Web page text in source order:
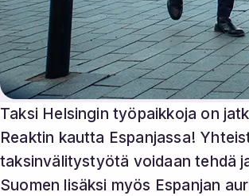
Taksi Helsingin työpaikkoja on
Reaktin kautta Espanjassa!
taksinvälitystyötä voidaan tehdä
Suomen lisäksi myös Espanjan